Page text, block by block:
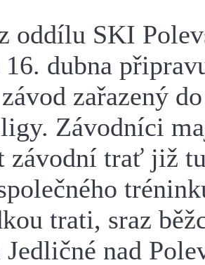
oddílu SKI
16. dubna
zařazený
Závodníci
závodní trať již
trati, sraz
nad